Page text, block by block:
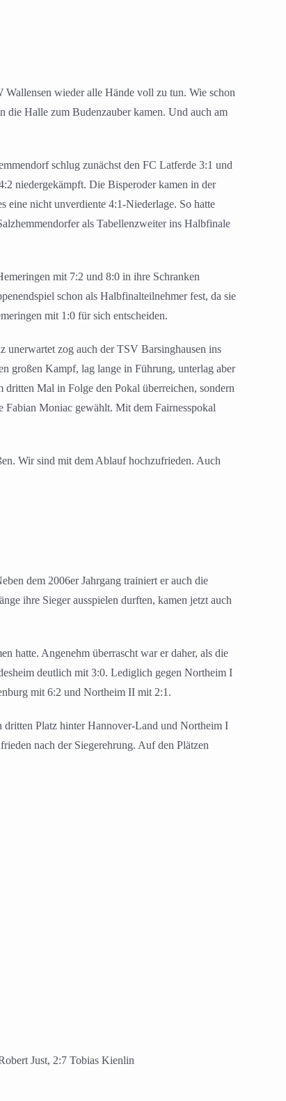
wieder alle Hände voll zu tun. Wie schon
die Halle zum Budenzauber kamen. Und auch am
schlug zunächst den FC Latferde 3:1 und
niedergekämpft. Die Bisperoder kamen in der
eine nicht unverdiente 4:1-Niederlage. So hatte
als Tabellenzweiter ins Halbfinale
mit 7:2 und 8:0 in ihre Schranken
schon als Halbfinalteilnehmer fest, da sie
mit 1:0 für sich entscheiden.
zog auch der TSV Barsinghausen ins
großen Kampf, lag lange in Führung, unterlag aber
Mal in Folge den Pokal überreichen, sondern
Fabian Moniac gewählt. Mit dem Fairnesspokal
Wir sind mit dem Ablauf hochzufrieden. Auch
dem 2006er Jahrgang trainiert er auch die
ihre Sieger ausspielen durften, kamen jetzt auch
hatte. Angenehm überrascht war er daher, als die
deutlich mit 3:0. Lediglich gegen Northeim I
mit 6:2 und Northeim II mit 2:1.
dritten Platz hinter Hannover-Land und Northeim I
nach der Siegerehrung. Auf den Plätzen
Just, 2:7 Tobias Kienlin